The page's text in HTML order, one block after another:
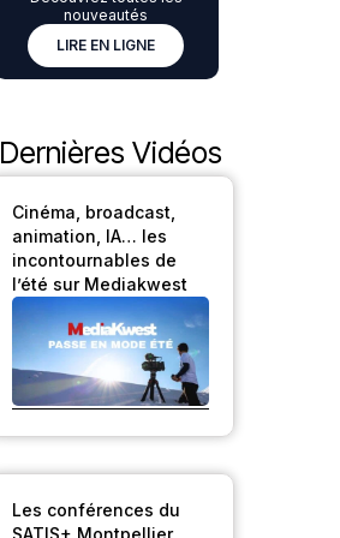
nouveautés
LIRE EN LIGNE
Dernières Vidéos
Cinéma, broadcast,
animation, IA… les
incontournables de
l’été sur Mediakwest
Les conférences du